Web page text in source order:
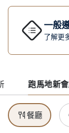
一般
了解更
跑馬地新
餐廳